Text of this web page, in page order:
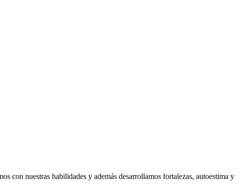
con nuestras habilidades y además desarrollamos fortalezas, autoestima y